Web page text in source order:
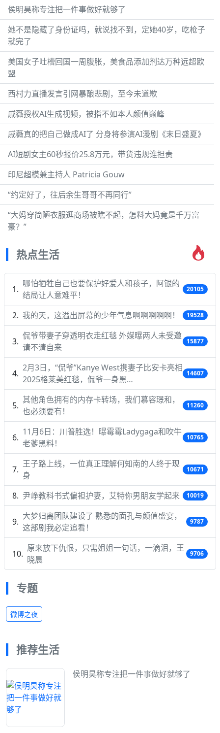
侯明昊称专注把一件事做好就够了
她不是隐藏了身份证吗，就说找不到，定她40岁，吃枪子
就完了
美国女子吐槽回国一周腹胀，美食品添加剂达万种远超欧
盟
西村力直播发言引网暴酿悲剧，至今未道歉
戚薇授权AI生成视频，被指不如本人颜值巅峰
戚薇真的把自己做成AI了 分身将参演AI漫剧《末日盛夏》
AI短剧女主60秒报价25.8万元，带货违规谁担责
印尼超模兼主持人 Patricia Gouw
“约定好了，往后余生哥哥不再同行”
“大妈穿简陋衣服逛商场被瞧不起，怎料大妈竟是千万富
豪？”
热点生活
哪怕牺牲自己也要保护好爱人和孩子，阿银的
结局让人意难平！
20105
我的天，这溢出屏幕的少年气息啊啊啊啊啊！ 19528
侃爷带妻子穿透明衣走红毯 外媒曝两人未受邀
请不请自来
15877
2月3日，“侃爷”Kanye West携妻子比安卡亮相
2025格莱美红毯，侃爷一身黑…
14607
其他角色拥有的内存卡转场，我们慕容璟和，
也必须要有！
11260
11月6日：川普胜选！曝霉霉Ladygaga和吹牛
老爹黑料！
10765
王子路上线，一位真正理解何知南的人终于现
身
10671
尹峥教科书式偏袒护妻，艾特你男朋友学起来 10019
大梦归离团队建设了 熟悉的面孔与颜值盛宴，
这部剧我必定追看！
9787
原来放下仇恨，只需姐姐一句话，一滴泪，王
晓晨
9706
专题
微博之夜
推荐生活
侯明昊称专注把一件事做好就够了